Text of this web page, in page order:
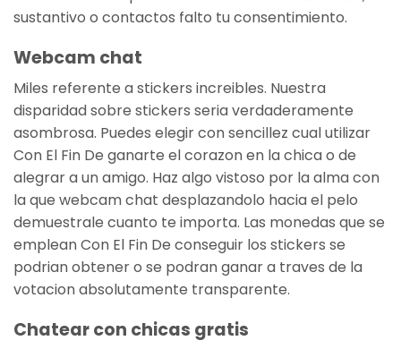
sustantivo o contactos falto tu consentimiento.
Webcam chat
Miles referente a stickers increibles. Nuestra
disparidad sobre stickers seria verdaderamente
asombrosa. Puedes elegir con sencillez cual utilizar
Con El Fin De ganarte el corazon en la chica o de
alegrar a un amigo. Haz algo vistoso por la alma con
la que webcam chat desplazandolo hacia el pelo
demuestrale cuanto te importa. Las monedas que se
emplean Con El Fin De conseguir los stickers se
podrian obtener o se podran ganar a traves de la
votacion absolutamente transparente.
Chatear con chicas gratis